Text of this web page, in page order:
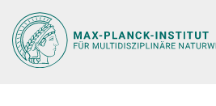
Hauptinhalt